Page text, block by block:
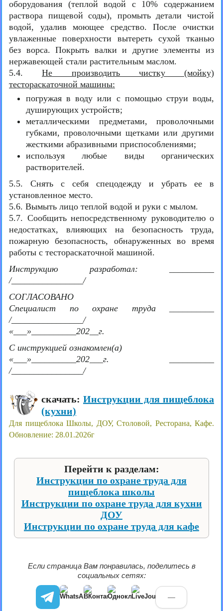
оборудования (теплой водой с 10% содержанием
раствора пищевой соды), промыть детали чистой
водой, удалив моющее средство. После очистки
увлаженные поверхности вытереть сухой тканью
без ворса. Покрыть валки и другие элементы из
нержавеющей стали растительным маслом.
5.4.Не производить чистку (мойку)
тестораскаточной машины:
погружая в воду или с помощью струи воды,
душирующих устройств;
металлическими предметами, проволочными
губками, проволочными щетками или другими
жесткими абразивными приспособлениями;
используя любые виды органических
растворителей.
5.5. Снять с себя спецодежду и убрать ее в
установленное место.
5.6. Вымыть лицо теплой водой и руки с мылом.
5.7. Сообщить непосредственному руководителю о
недостатках, влияющих на безопасность труда,
пожарную безопасность, обнаруженных во время
работы с тестораскаточной машиной.
Инструкцию разработал: __________
/________________/
СОГЛАСОВАНО
Специалист по охране труда __________
/________________/
«___»__________202__г.
С инструкцией ознакомлен(а)
«___»__________202___г. __________
/________________/
скачать: Инструкции для пищеблока
(кухни)
Для пищеблока Школы, ДОУ, Столовой, Ресторана, Кафе.
Обновление: 28.01.2026г
Перейти к разделам:
Инструкции по охране труда для
пищеблока школы
Инструкции по охране труда для кухни
ДОУ
Инструкции по охране труда для кафе
Если страница Вам понравилась, поделитесь в
социальных сетях:
—